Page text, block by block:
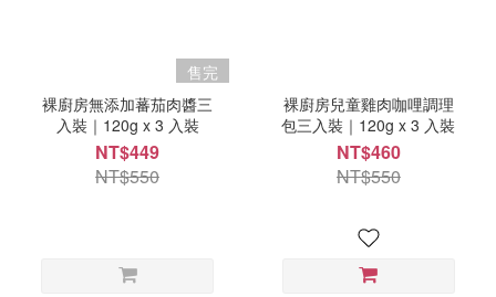
售完
裸廚房無添加蕃茄肉醬三
入裝｜120g x 3 入裝
NT$449
NT$550
裸廚房兒童雞肉咖哩調理
包三入裝｜120g x 3 入裝
NT$460
NT$550